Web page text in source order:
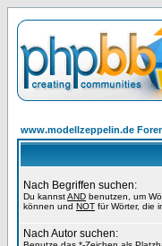
www.modellzeppelin.de
Nach Begriffen suchen:
Du kannstAND benutzen, um
können und NOT für Wörter, die
Nach Autor suchen: